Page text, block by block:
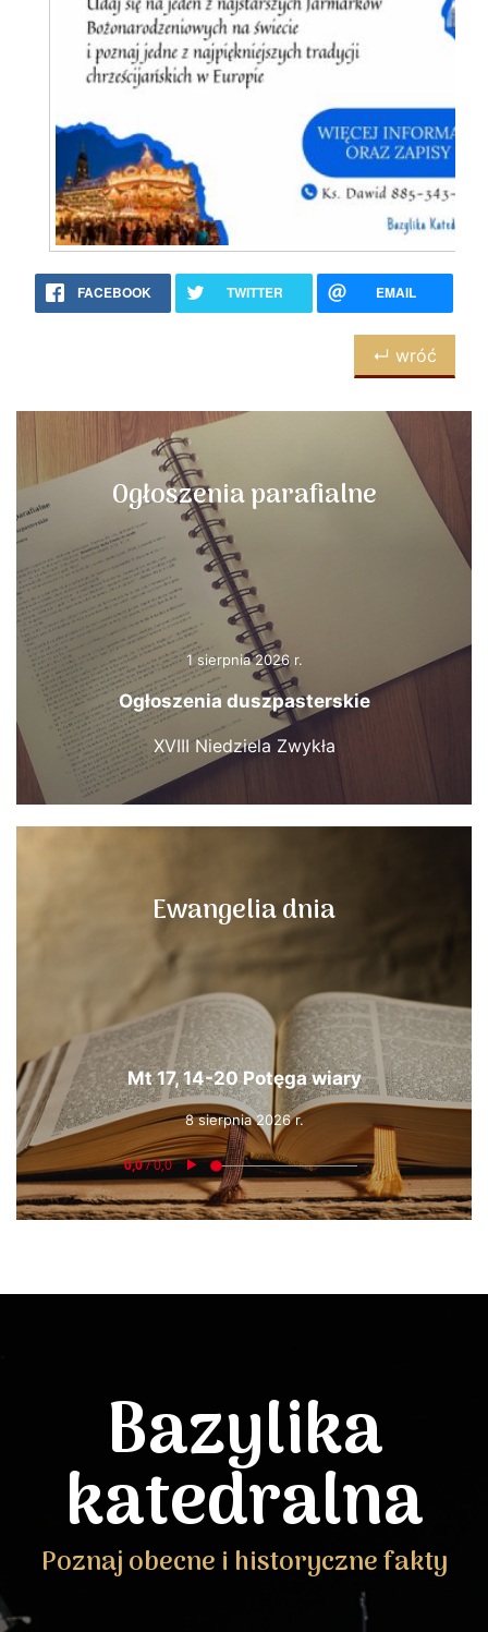
FACEBOOK TWITTER EMAIL
↵ wróć
Ogłoszenia parafialne
1 sierpnia 2026 r.
Ogłoszenia duszpasterskie
XVIII Niedziela Zwykła
Ewangelia dnia
Mt 17, 14-20 Potęga wiary
8 sierpnia 2026 r.
Bazylika
katedralna
Poznaj obecne i historyczne fakty